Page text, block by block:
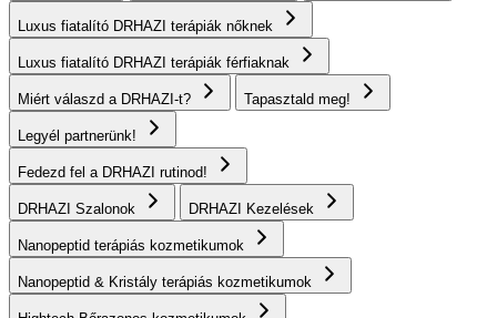
Luxus fiatalító DRHAZI terápiák nőknek
Luxus fiatalító DRHAZI terápiák férfiaknak
Miért válaszd a DRHAZI-t? Tapasztald meg!
Legyél partnerünk!
Fedezd fel a DRHAZI rutinod!
DRHAZI Szalonok DRHAZI Kezelések
Nanopeptid terápiás kozmetikumok
Nanopeptid & Kristály terápiás kozmetikumok